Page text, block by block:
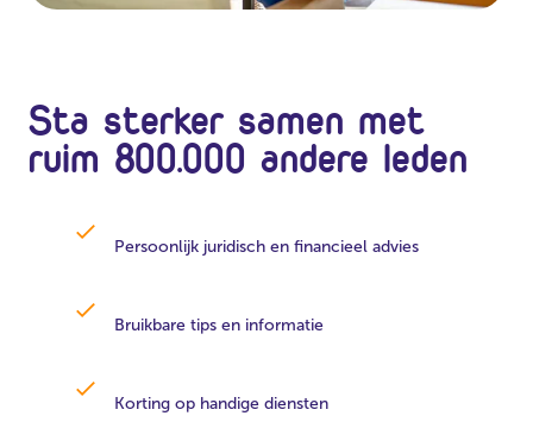
Sta sterker samen met
ruim 800.000 andere leden
Persoonlijk juridisch en financieel advies
Bruikbare tips en informatie
Korting op handige diensten